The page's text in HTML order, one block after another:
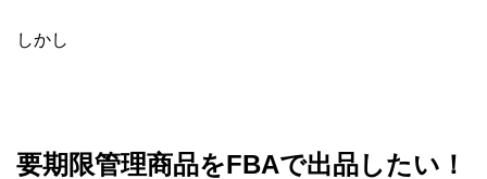
しかし
要期限管理商品をFBAで出品したい！